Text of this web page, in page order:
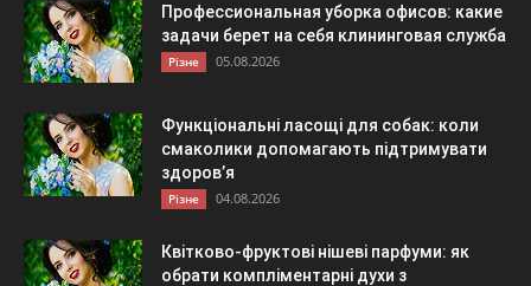
Профессиональная уборка офисов: какие
задачи берет на себя клининговая служба
Різне 05.08.2026
Функціональні ласощі для собак: коли
смаколики допомагають підтримувати
здоров’я
Різне 04.08.2026
Квітково-фруктові нішеві парфуми: як
обрати компліментарні духи з